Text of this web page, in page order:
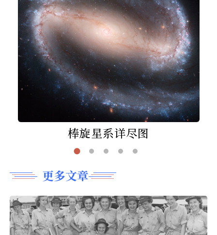
棒旋星系详尽图
更多文章